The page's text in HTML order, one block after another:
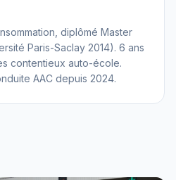
diplômé Master
Paris-Saclay 2014). 6 ans
contentieux auto-école.
AAC depuis 2024.